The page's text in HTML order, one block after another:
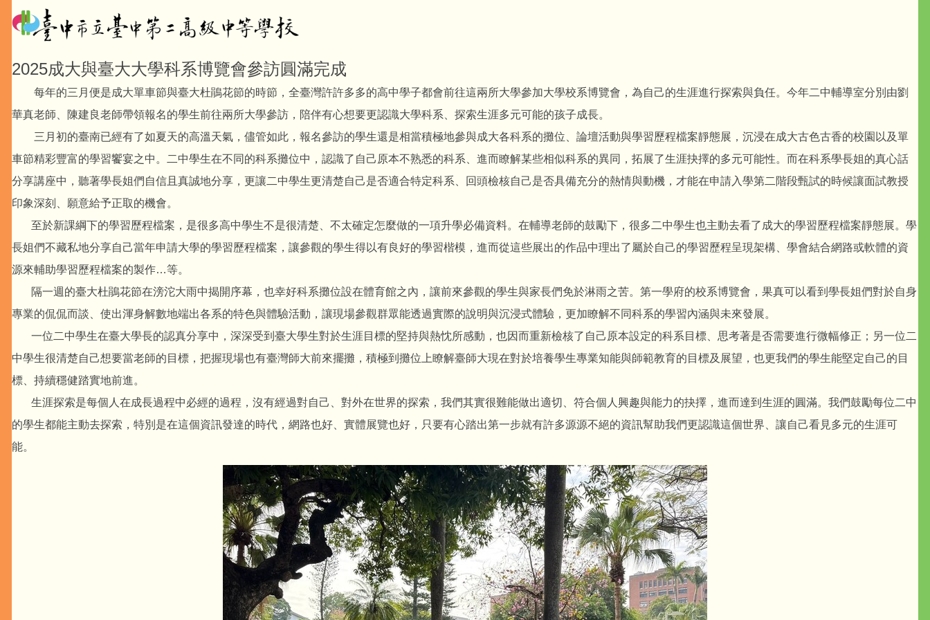
2025成大與臺大大學科系博覽會參訪圓滿完成
每年的三月便是成大單車節與臺大杜鵑花節的時節，全臺灣許許多多的高中學子都會前往這兩所大學參加大學校系博覽會，為自己的生涯進行探索與負任。今年二中輔導室分別由劉
華真老師、陳建良老師帶領報名的學生前往兩所大學參訪，陪伴有心想要更認識大學科系、探索生涯多元可能的孩子成長。
三月初的臺南已經有了如夏天的高溫天氣，儘管如此，報名參訪的學生還是相當積極地參與成大各科系的攤位、論壇活動與學習歷程檔案靜態展，沉浸在成大古色古香的校園以及單
車節精彩豐富的學習饗宴之中。二中學生在不同的科系攤位中，認識了自己原本不熟悉的科系、進而瞭解某些相似科系的異同，拓展了生涯抉擇的多元可能性。而在科系學長姐的真心話
分享講座中，聽著學長姐們自信且真誠地分享，更讓二中學生更清楚自己是否適合特定科系、回頭檢核自己是否具備充分的熱情與動機，才能在申請入學第二階段甄試的時候讓面試教授
印象深刻、願意給予正取的機會。
至於新課綱下的學習歷程檔案，是很多高中學生不是很清楚、不太確定怎麼做的一項升學必備資料。在輔導老師的鼓勵下，很多二中學生也主動去看了成大的學習歷程檔案靜態展。學
長姐們不藏私地分享自己當年申請大學的學習歷程檔案，讓參觀的學生得以有良好的學習楷模，進而從這些展出的作品中理出了屬於自己的學習歷程呈現架構、學會結合網路或軟體的資
源來輔助學習歷程檔案的製作…等。
隔一週的臺大杜鵑花節在滂沱大雨中揭開序幕，也幸好科系攤位設在體育館之內，讓前來參觀的學生與家長們免於淋雨之苦。第一學府的校系博覽會，果真可以看到學長姐們對於自身
專業的侃侃而談、使出渾身解數地端出各系的特色與體驗活動，讓現場參觀群眾能透過實際的說明與沉浸式體驗，更加瞭解不同科系的學習內涵與未來發展。
一位二中學生在臺大學長的認真分享中，深深受到臺大學生對於生涯目標的堅持與熱忱所感動，也因而重新檢核了自己原本設定的科系目標、思考著是否需要進行微幅修正；另一位二
中學生很清楚自己想要當老師的目標，把握現場也有臺灣師大前來擺攤，積極到攤位上瞭解臺師大現在對於培養學生專業知能與師範教育的目標及展望，也更我們的學生能堅定自己的目
標、持續穩健踏實地前進。
生涯探索是每個人在成長過程中必經的過程，沒有經過對自己、對外在世界的探索，我們其實很難能做出適切、符合個人興趣與能力的抉擇，進而達到生涯的圓滿。我們鼓勵每位二中
的學生都能主動去探索，特別是在這個資訊發達的時代，網路也好、實體展覽也好，只要有心踏出第一步就有許多源源不絕的資訊幫助我們更認識這個世界、讓自己看見多元的生涯可
能。